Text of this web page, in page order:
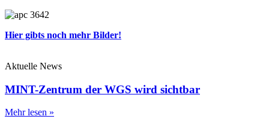
Hier gibts noch mehr Bilder!
Aktuelle News
MINT-Zentrum der WGS wird sichtbar
Mehr lesen »